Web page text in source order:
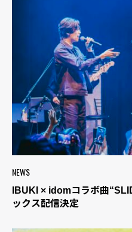
NEWS
IBUKI × idomコラボ曲
ックス配信決定